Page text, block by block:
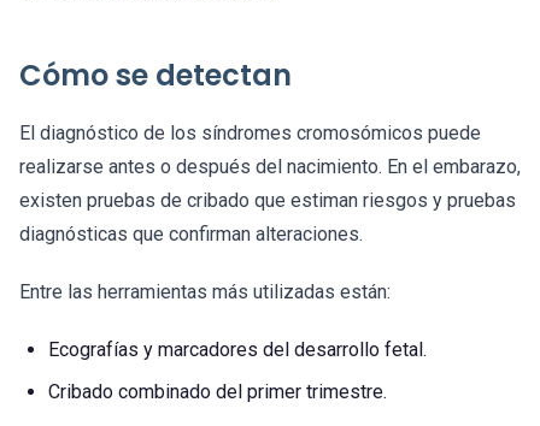
Cómo se detectan
El diagnóstico de los síndromes cromosómicos puede
realizarse antes o después del nacimiento. En el embarazo,
existen pruebas de cribado que estiman riesgos y pruebas
diagnósticas que confirman alteraciones.
Entre las herramientas más utilizadas están:
Ecografías y marcadores del desarrollo fetal.
Cribado combinado del primer trimestre.